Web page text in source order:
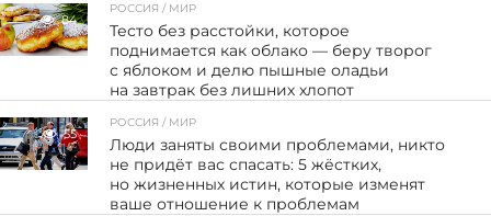
84
РОССИЯ / МИР
Тесто без расстойки, которое
поднимается как облако — беру творог
с яблоком и делю пышные оладьи
на завтрак без лишних хлопот
55
РОССИЯ / МИР
Люди заняты своими проблемами, никто
не придёт вас спасать: 5 жёстких,
но жизненных истин, которые изменят
ваше отношение к проблемам